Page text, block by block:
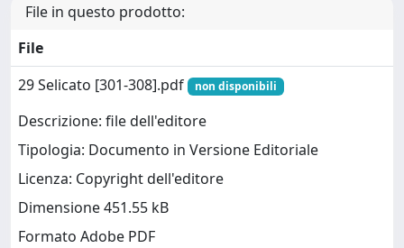
File in questo prodotto:
File
29 Selicato [301-308].pdf
non disponibili
Descrizione: file dell'editore
Tipologia: Documento in Versione Editoriale
Licenza: Copyright dell'editore
Dimensione 451.55 kB
Formato Adobe PDF